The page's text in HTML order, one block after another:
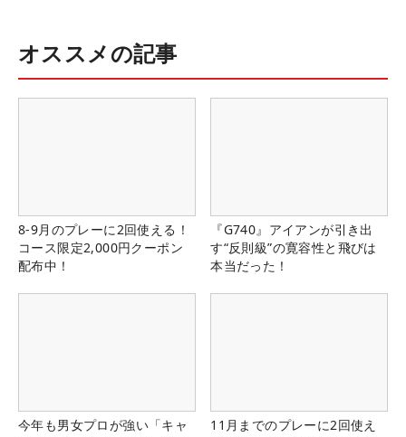
オススメの記事
8-9月のプレーに2回使える！
コース限定2,000円クーポン
配布中！
『G740』アイアンが引き出
す“反則級”の寛容性と飛びは
本当だった！
今年も男女プロが強い「キャ
11月までのプレーに2回使え